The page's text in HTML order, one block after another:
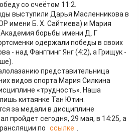
со счеётом 11:2.
выступили Дарья Масленникова в
имени Б. Х. Сайтиева) и Мария
борьбы имени Д. Г
одержали победы в своих
- над Фангпинг Янг (4:2), а Грищук -
представительница
видов спорта Мария Силкина
«трудность». Наша
китаянке Тан Ютин.
за медали в дисциплине
пройдет сегодня, 29 мая, в 14:25, а
по ссылке .